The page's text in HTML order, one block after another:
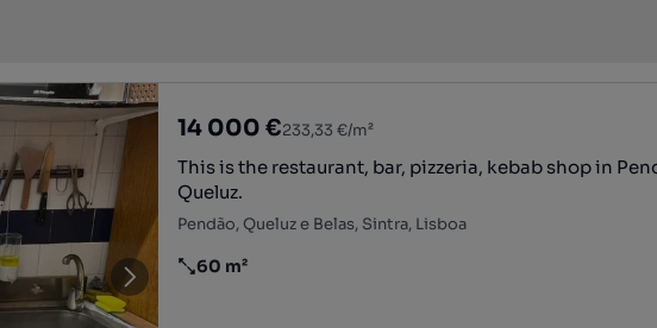
14 000 €233,33 €/m²
This is the restaurant, bar, pizzeria, kebab shop in
Queluz.
Pendão, Queluz e Belas, Sintra, Lisboa
Preço por metro quadrado
60 m²